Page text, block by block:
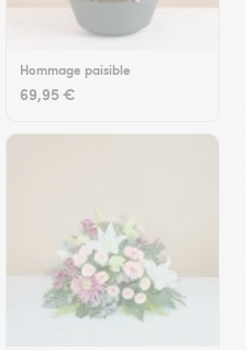
Hommage paisible
69,95 €